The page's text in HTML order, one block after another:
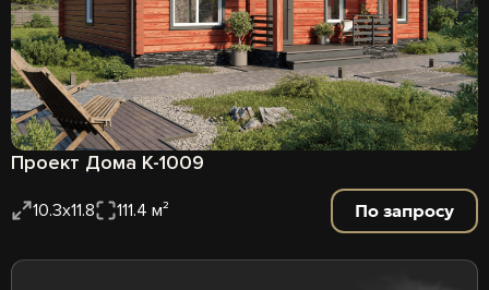
Проект Дома К-1009
10.3х11.8 111.4 м² По запросу